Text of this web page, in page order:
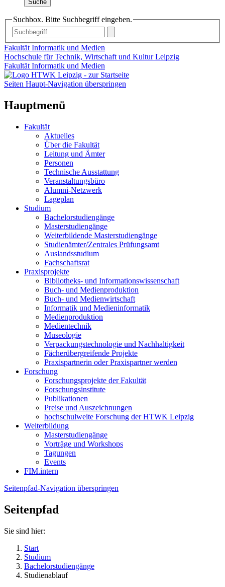
Suche
Suchbox. Bitte Suchbegriff eingeben.
Fakultät Informatik und Medien
Hochschule für Technik, Wirtschaft und Kultur Leipzig
Fakultät Informatik und Medien
Seiten Haupt-Navigation überspringen
Hauptmenü
Fakultät
Aktuelles
Über die Fakultät
Leitung und Ämter
Personen
Technische Ausstattung
Veranstaltungsbüro
Alumni-Netzwerk
Lageplan
Studium
Bachelorstudiengänge
Masterstudiengänge
Weiterbildende Masterstudiengänge
Studienämter/Zentrales Prüfungsamt
Auslandsstudium
Fachschaftsrat
Praxisprojekte
Bibliotheks- und Informationswissenschaft
Buch- und Medienproduktion
Buch- und Medienwirtschaft
Informatik und Medieninformatik
Medienproduktion
Medientechnik
Museologie
Verpackungstechnologie und Nachhaltigkeit
Fächerübergreifende Projekte
Praxispartnerin oder Praxispartner werden
Forschung
Forschungsprojekte der Fakultät
Forschungsinstitute
Publikationen
Preise und Auszeichnungen
hochschulweite Forschung der HTWK Leipzig
Weiterbildung
Masterstudiengänge
Vorträge und Workshops
Tagungen
Events
FIM.intern
Seitenpfad-Navigation überspringen
Seitenpfad
Sie sind hier:
Start
Studium
Bachelorstudiengänge
Studienablauf